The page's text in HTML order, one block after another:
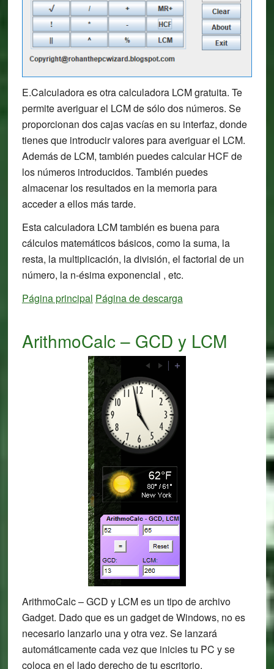
E.Calculadora es otra calculadora LCM gratuita. Te
permite averiguar el LCM de sólo dos números. Se
proporcionan dos cajas vacías en su interfaz, donde
tienes que introducir valores para averiguar el LCM.
Además de LCM, también puedes calcular HCF de
los números introducidos. También puedes
almacenar los resultados en la memoria para
acceder a ellos más tarde.
Esta calculadora LCM también es buena para
cálculos matemáticos básicos, como la suma, la
resta, la multiplicación, la división, el factorial de un
número, la n-ésima exponencial , etc.
Página principal Página de descarga
ArithmoCalc – GCD y LCM
ArithmoCalc – GCD y LCM es un tipo de archivo
Gadget. Dado que es un gadget de Windows, no es
necesario lanzarlo una y otra vez. Se lanzará
automáticamente cada vez que inicies tu PC y se
coloca en el lado derecho de tu escritorio.